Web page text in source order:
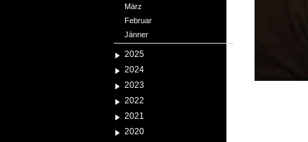
März
Februar
Jänner
2025
2024
2023
2022
2021
2020